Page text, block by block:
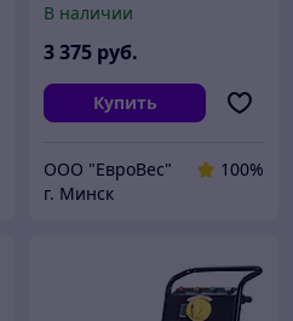
В наличии
3 375 руб.
Купить
ООО "ЕвроВес"
100%
г. Минск